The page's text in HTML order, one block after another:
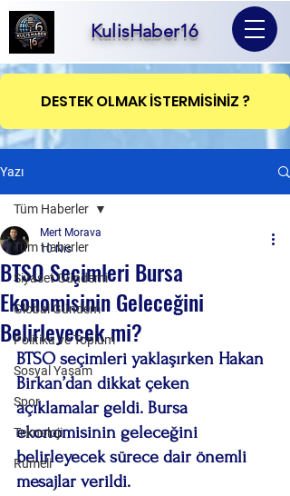
KulisHaber16
DESTEK OLMAK İSTERMİSİNİZ ?
Yazı
Tüm Haberler
Siyaset Gündemi
Global Gündem
Politika ve Toplum
Sosyal Yaşam
Spor
Teknoloji
Rumeli
Tüm Haberler
BTSO Seçimleri Bursa
Ekonomisinin Geleceğini
Belirleyecek mi?
Mert Morava
10 Nis
BTSO seçimleri yaklaşırken Hakan
Birkan’dan dikkat çeken
açıklamalar geldi. Bursa
ekonomisinin geleceğini
belirleyecek sürece dair önemli
mesajlar verildi.